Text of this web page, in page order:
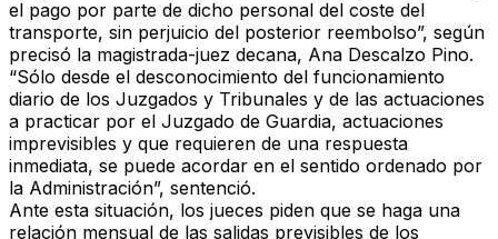
el pago por parte de dicho personal del coste del
transporte, sin perjuicio del posterior reembolso”, según
precisó la magistrada-juez decana, Ana Descalzo Pino.
“Sólo desde el desconocimiento del funcionamiento
diario de los Juzgados y Tribunales y de las actuaciones
a practicar por el Juzgado de Guardia, actuaciones
imprevisibles y que requieren de una respuesta
inmediata, se puede acordar en el sentido ordenado por
la Administración”, sentenció.
Ante esta situación, los jueces piden que se haga una
relación mensual de las salidas previsibles de los